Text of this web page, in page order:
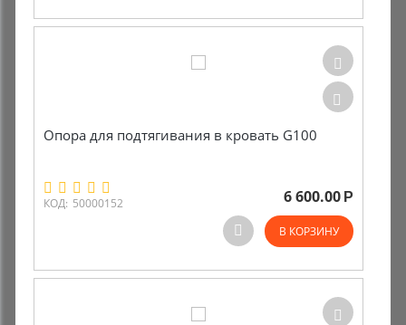
Опора для подтягивания в кровать G100
КОД: 50000152 6 600.00 Р
В КОРЗИНУ